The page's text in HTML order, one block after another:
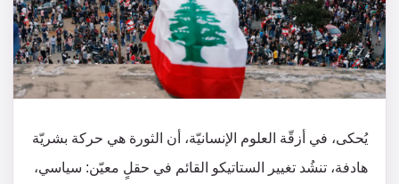
يُحكى، في أزقّة العلوم الإنسانيّة، أن الثورة هي حركة بشريّة
هادفة، تنشُد تغيير الستاتيكو القائم في حقلٍ معيّن: سياسي،